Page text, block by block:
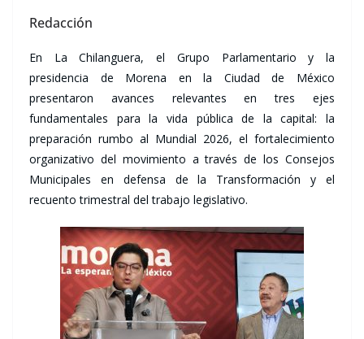
Redacción
En La Chilanguera, el Grupo Parlamentario y la
presidencia de Morena en la Ciudad de México
presentaron avances relevantes en tres ejes
fundamentales para la vida pública de la capital: la
preparación rumbo al Mundial 2026, el fortalecimiento
organizativo del movimiento a través de los Consejos
Municipales en defensa de la Transformación y el
recuento trimestral del trabajo legislativo.